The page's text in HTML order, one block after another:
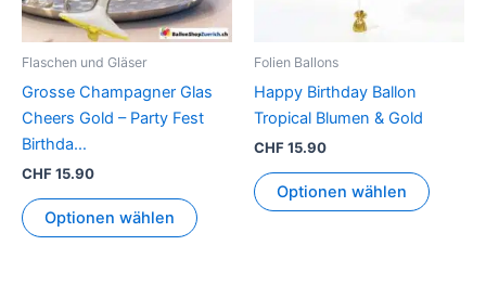
Flaschen und Gläser
Grosse Champagner Glas
Cheers Gold – Party Fest
Birthda…
CHF15.90
Optionen wählen
Folien Ballons
Happy Birthday Ballon
Tropical Blumen & Gold
CHF15.90
Optionen wählen